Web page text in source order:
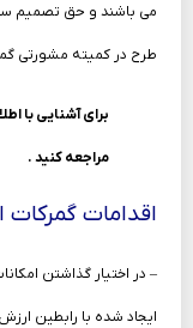
می باشند و حق تصمیم
طرح در کمیته مشورتی
برای آشنایی با
مراجعه کنید .
اقدامات گمرکات
– در اختیار گذاشتن
ایجاد شده با رابطین ارزش